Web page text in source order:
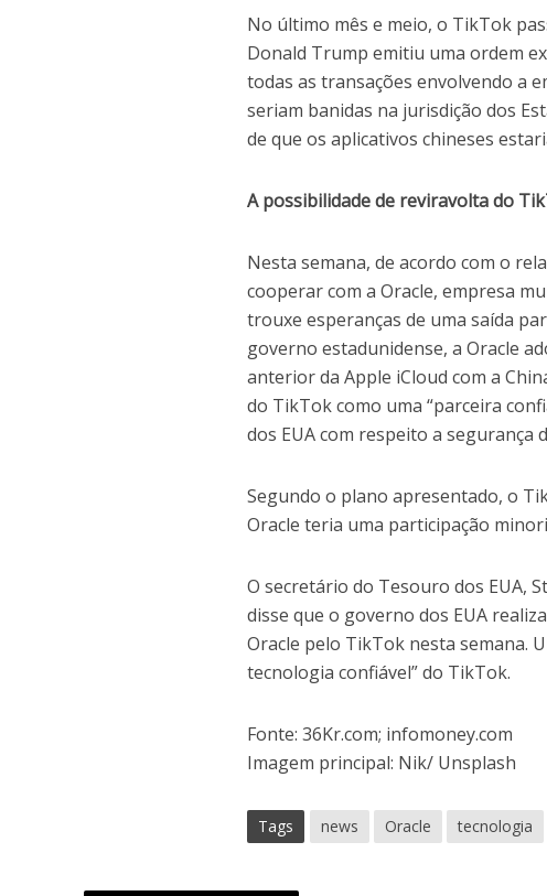
No último mês e meio, o TikTok
Donald Trump emitiu uma ordem
todas as transações envolvendo a
seriam banidas na jurisdição dos
de que os aplicativos chineses
A possibilidade de reviravolta do
Nesta semana, de acordo com o
cooperar com a Oracle, empresa
trouxe esperanças de uma saída
governo estadunidense, a Oracle
anterior da Apple iCloud com a
do TikTok como uma “parceira
dos EUA com respeito a segurança
Segundo o plano apresentado, o
Oracle teria uma participação
O secretário do Tesouro dos EUA,
disse que o governo dos EUA
Oracle pelo TikTok nesta semana.
tecnologia confiável” do TikTok.
Fonte: 36Kr.com; infomoney.com
Imagem principal: Nik/ Unsplash
Tags news Oracle tecnologia